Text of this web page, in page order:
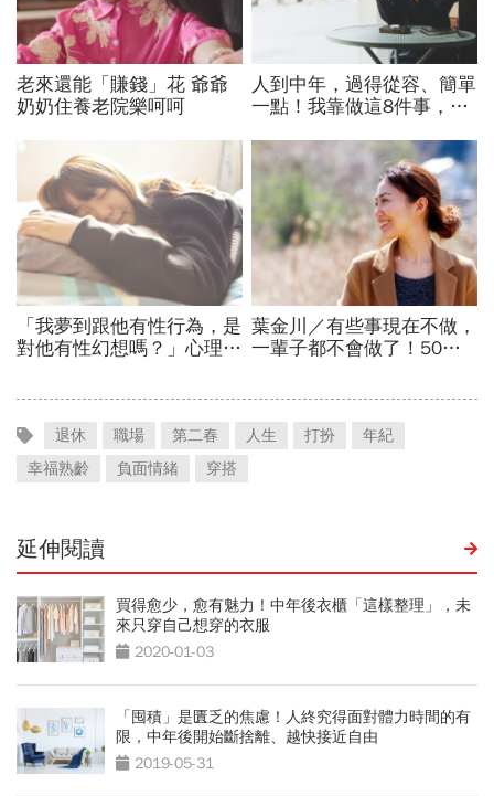
退休 職場 第二春 人生 打扮
年紀
幸福熟齡
負面情緒 穿搭
延伸閱讀
買得愈少，愈有魅力！中年後衣櫃「這樣整理」，未
來只穿自己想穿的衣服
2020-01-03
「囤積」是匱乏的焦慮！人終究得面對體力時間的有
限，中年後開始斷捨離、越快接近自由
2019-05-31